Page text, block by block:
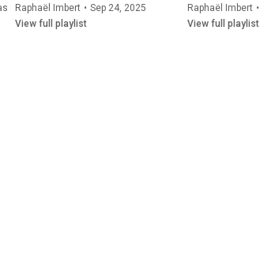
Sep 23, 2025
Raphaël Imbert • Sep 24, 2025
View full playlist
Raphaël Imbert •
View full playlist